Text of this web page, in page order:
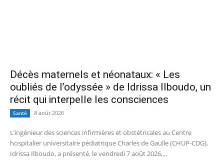
Décès maternels et néonataux: « Les
oubliés de l’odyssée » de Idrissa Ilboudo, un
récit qui interpelle les consciences
Santé 8 août 2026
L’ingénieur des sciences infirmières et obstétricales au Centre
hospitalier universitaire pédiatrique Charles de Gaulle (CHUP-CDG),
Idrissa Ilboudo, a présenté, le vendredi 7 août 2026,...